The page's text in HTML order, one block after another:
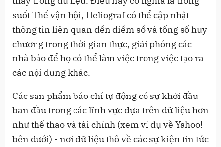
suốt Thế vận hội, Heliograf có thể cập nhật
thông tin liên quan đến điểm số và tổng số huy
chương trong thời gian thực, giải phóng các
nhà báo để họ có thể làm việc trong việc tạo ra
các nội dung khác.
Các sản phẩm báo chí tự động có sự khởi đầu
ban đầu trong các lĩnh vực dựa trên dữ liệu hơn
như thể thao và tài chính (xem ví dụ về Yahoo!
bên dưới) - nơi dữ liệu thô về các sự kiện tin tức